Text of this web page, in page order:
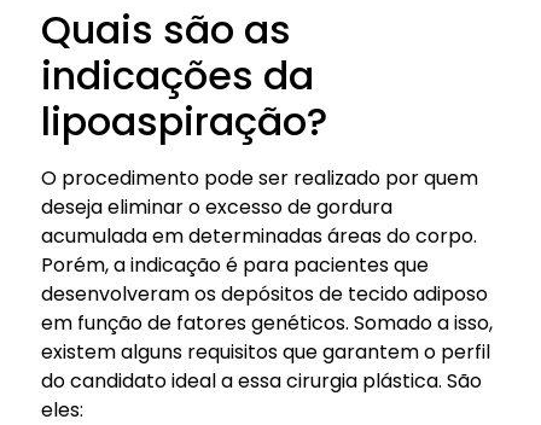
Quais são as
indicações da
lipoaspiração?
O procedimento pode ser realizado por quem
deseja eliminar o excesso de gordura
acumulada em determinadas áreas do corpo.
Porém, a indicação é para pacientes que
desenvolveram os depósitos de tecido adiposo
em função de fatores genéticos. Somado a isso,
existem alguns requisitos que garantem o perfil
do candidato ideal a essa cirurgia plástica. São
eles: